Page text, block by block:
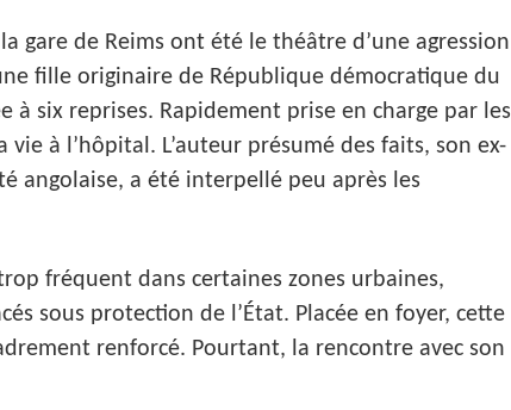
gare de Reims ont été le théâtre d’une agression
fille originaire de République démocratique du
à six reprises. Rapidement prise en charge par les
à l’hôpital. L’auteur présumé des faits, son ex-
angolaise, a été interpellé peu après les
fréquent dans certaines zones urbaines,
sous protection de l’État. Placée en foyer, cette
renforcé. Pourtant, la rencontre avec son